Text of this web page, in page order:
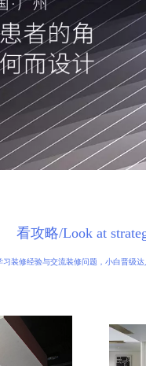
看攻略/Look at
习装修经验与交流装修问题，小白晋级达